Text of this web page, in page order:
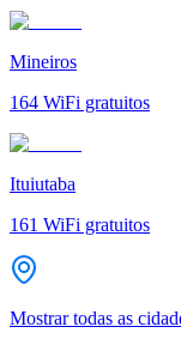
Mineiros
164 WiFi gratuitos
Ituiutaba
161 WiFi gratuitos
Mostrar todas as